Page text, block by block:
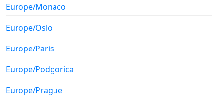
Europe/Monaco
Europe/Oslo
Europe/Paris
Europe/Podgorica
Europe/Prague